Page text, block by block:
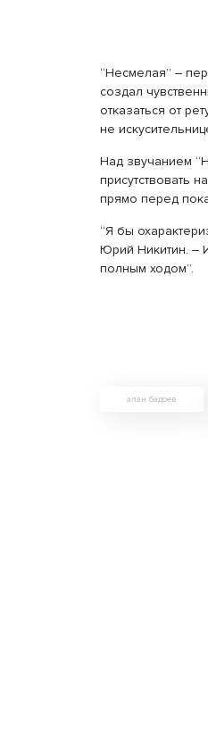
“Несмелая” –
создал
отказаться от
не
Над звучанием
присутствовать
прямо перед
“Я бы
Юрий Никитин. –
полным ходом”.
алан бадоев